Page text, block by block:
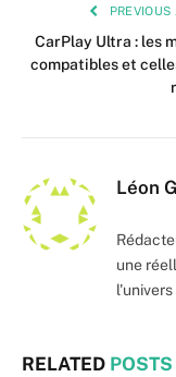
PREVIOUS
CarPlay Ultra : les
compatibles et
Léon
une
RELATED POSTS